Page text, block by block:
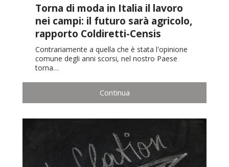
Torna di moda in Italia il lavoro
nei campi: il futuro sarà agricolo,
rapporto Coldiretti-Censis
Contrariamente a quella che è stata l'opinione
comune degli anni scorsi, nel nostro Paese
torna…
Continua